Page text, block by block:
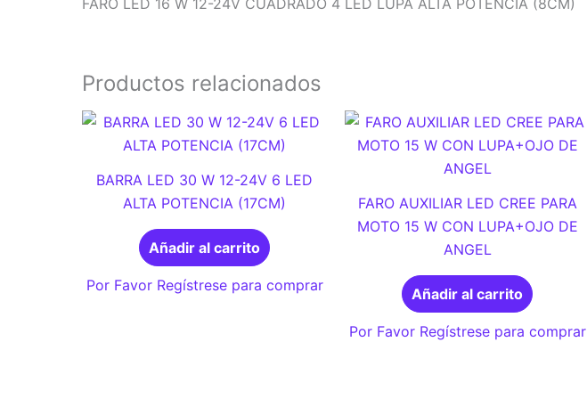
FARO LED 16 W 12-24V CUADRADO 4 LED LUPA ALTA POTENCIA (8CM)
Productos relacionados
BARRA LED 30 W 12-24V 6 LED
ALTA POTENCIA (17CM)
Añadir al carrito
Por Favor Regístrese para comprar
FARO AUXILIAR LED CREE PARA
MOTO 15 W CON LUPA+OJO DE
ANGEL
Añadir al carrito
Por Favor Regístrese para comprar